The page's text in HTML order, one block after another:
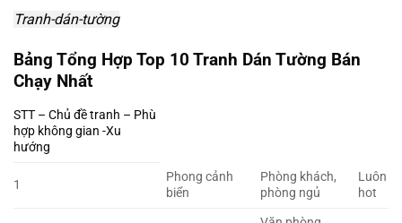
Tranh-dán-tường
Bảng Tổng Hợp Top 10 Tranh Dán Tường Bán
Chạy Nhất
STT – Chủ đề tranh – Phù
hợp không gian -Xu
hướng
1
Phong cảnh
biển
Phòng khách,
phòng ngủ
Luôn
hot